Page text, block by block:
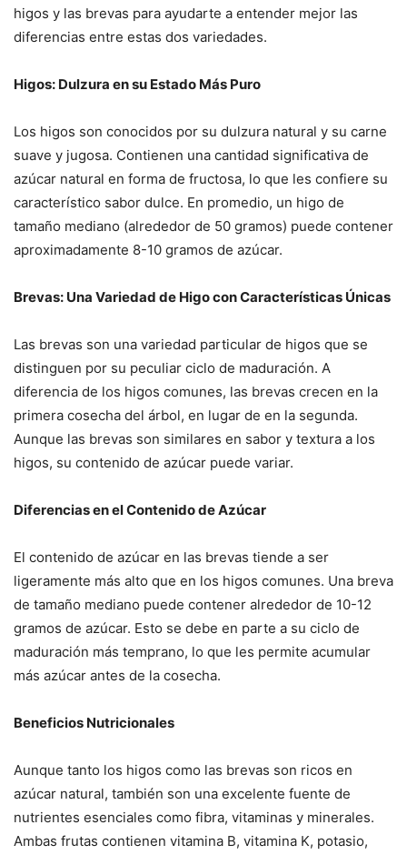
higos y las brevas para ayudarte a entender mejor las
diferencias entre estas dos variedades.
Higos: Dulzura en su Estado Más Puro
Los higos son conocidos por su dulzura natural y su carne
suave y jugosa. Contienen una cantidad significativa de
azúcar natural en forma de fructosa, lo que les confiere su
característico sabor dulce. En promedio, un higo de
tamaño mediano (alrededor de 50 gramos) puede contener
aproximadamente 8-10 gramos de azúcar.
Brevas: Una Variedad de Higo con Características Únicas
Las brevas son una variedad particular de higos que se
distinguen por su peculiar ciclo de maduración. A
diferencia de los higos comunes, las brevas crecen en la
primera cosecha del árbol, en lugar de en la segunda.
Aunque las brevas son similares en sabor y textura a los
higos, su contenido de azúcar puede variar.
Diferencias en el Contenido de Azúcar
El contenido de azúcar en las brevas tiende a ser
ligeramente más alto que en los higos comunes. Una breva
de tamaño mediano puede contener alrededor de 10-12
gramos de azúcar. Esto se debe en parte a su ciclo de
maduración más temprano, lo que les permite acumular
más azúcar antes de la cosecha.
Beneficios Nutricionales
Aunque tanto los higos como las brevas son ricos en
azúcar natural, también son una excelente fuente de
nutrientes esenciales como fibra, vitaminas y minerales.
Ambas frutas contienen vitamina B, vitamina K, potasio,